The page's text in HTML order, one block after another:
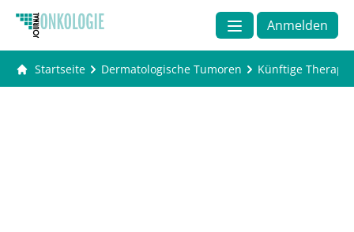
Anmelden
Startseite Dermatologische Tumoren Künftige